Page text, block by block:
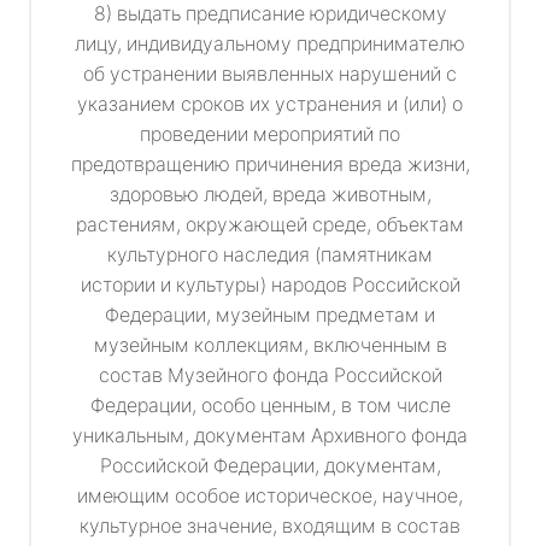
8) выдать предписание юридическому
лицу, индивидуальному предпринимателю
об устранении выявленных нарушений с
указанием сроков их устранения и (или) о
проведении мероприятий по
предотвращению причинения вреда жизни,
здоровью людей, вреда животным,
растениям, окружающей среде, объектам
культурного наследия (памятникам
истории и культуры) народов Российской
Федерации, музейным предметам и
музейным коллекциям, включенным в
состав Музейного фонда Российской
Федерации, особо ценным, в том числе
уникальным, документам Архивного фонда
Российской Федерации, документам,
имеющим особое историческое, научное,
культурное значение, входящим в состав